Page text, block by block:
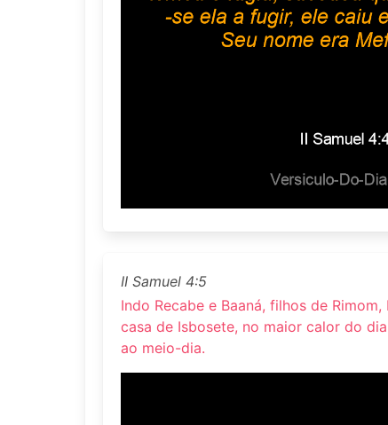
II Samuel 4:5
Indo Recabe e Baaná, filhos de
casa de Isbosete, no maior calor do
ao meio-dia.